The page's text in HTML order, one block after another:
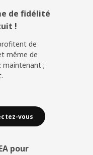
de fidélité
!
de
même de
maintenant ;
vous
pour